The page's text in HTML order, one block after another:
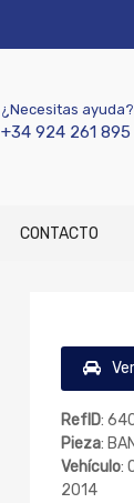
¿Necesitas ayuda?
+34 924 261 895
CONTACTO
RefID:
Pieza:
Vehículo:
2014